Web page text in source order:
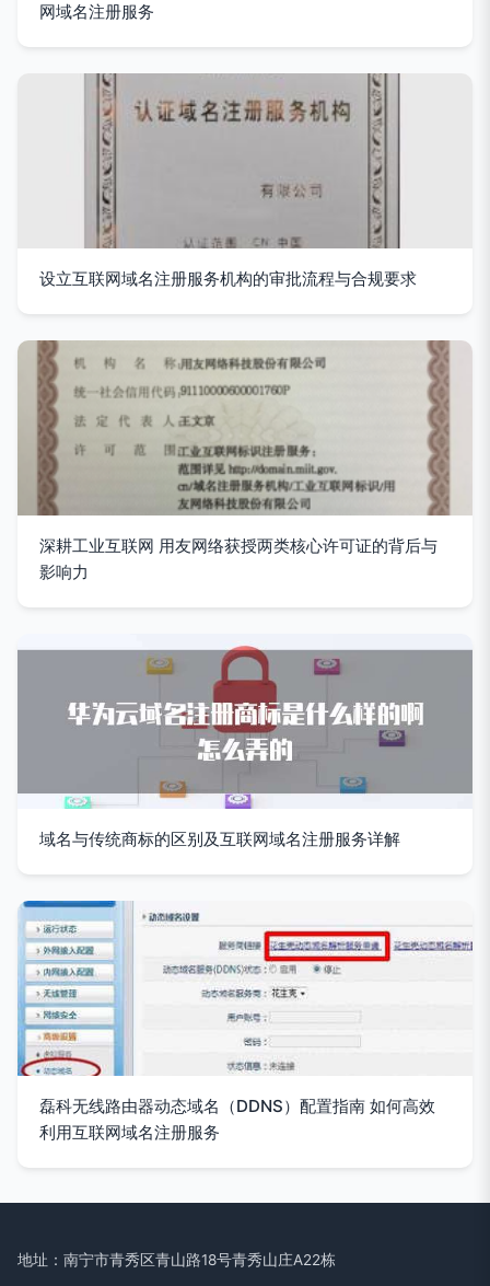
网域名注册服务
设立互联网域名注册服务机构的审批流程与合规要求
深耕工业互联网 用友网络获授两类核心许可证的背后与
影响力
域名与传统商标的区别及互联网域名注册服务详解
磊科无线路由器动态域名（DDNS）配置指南 如何高效
利用互联网域名注册服务
地址：南宁市青秀区青山路18号青秀山庄A22栋